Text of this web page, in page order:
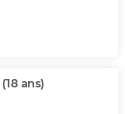
(18 ans)